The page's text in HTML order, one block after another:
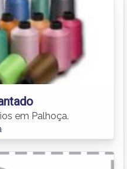
em Palhoça.